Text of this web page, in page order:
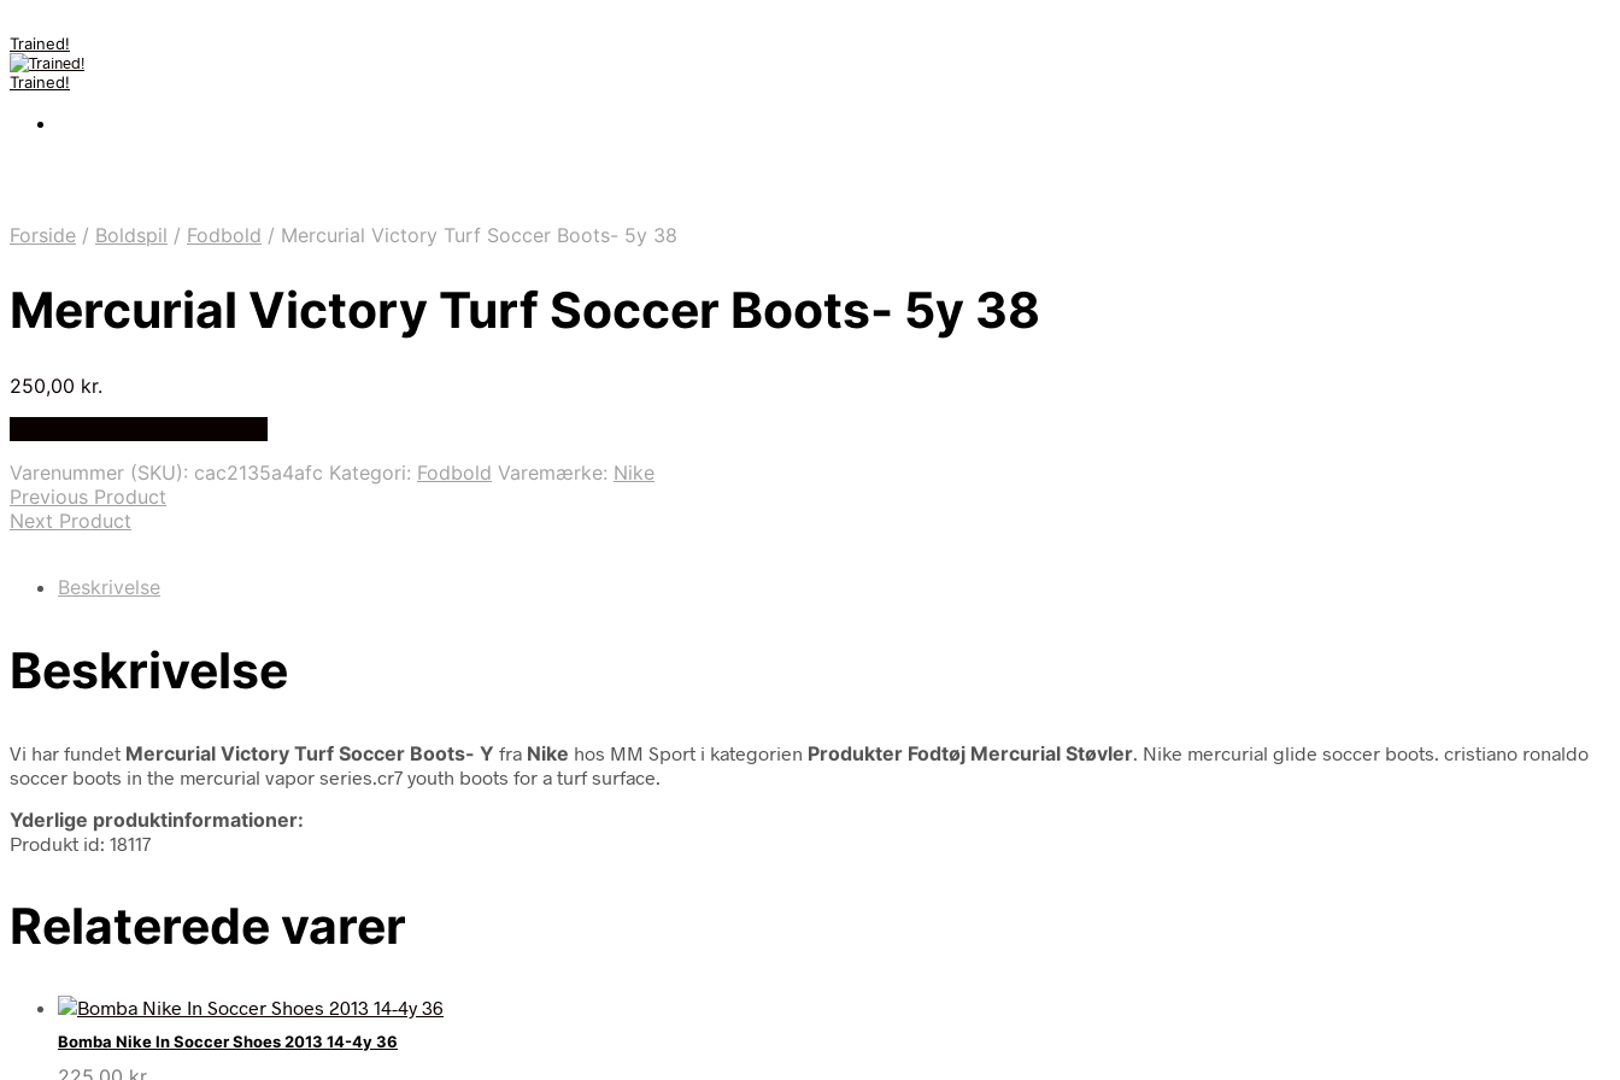
Trained!
Trained!
Forside / Boldspil / Fodbold / Mercurial Victory Turf Soccer Boots- 5y 38
Mercurial Victory Turf Soccer Boots- 5y 38
250,00 kr.
Varenummer (SKU): cac2135a4afc Kategori: Fodbold Varemærke: Nike
Previous Product
Next Product
Beskrivelse
Beskrivelse
Vi har fundet Mercurial Victory Turf Soccer Boots- Y fra Nike hos MM Sport i kategorien Produkter Fodtøj Mercurial Støvler . Nike mercurial glide soccer boots. cristiano ronaldo
soccer boots in the mercurial vapor series.cr7 youth boots for a turf surface.
Yderlige produktinformationer:
Produkt id: 18117
Relaterede varer
Bomba Nike In Soccer Shoes 2013 14-4y 36